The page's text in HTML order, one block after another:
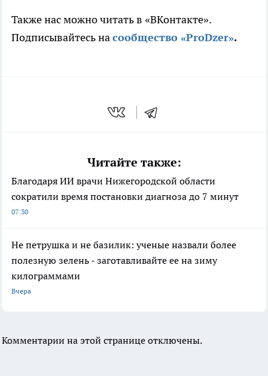
Также нас можно читать в «ВКонтакте».
Подписывайтесь насообщество «ProDzer».
Читайте также:
Благодаря ИИ врачи Нижегородской области
сократили время постановки диагноза до 7 минут
07:30
Не петрушка и не базилик: ученые назвали более
полезную зелень - заготавливайте ее на зиму
килограммами
Вчера
Комментарии на этой странице отключены.